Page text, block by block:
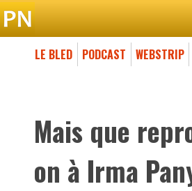
LE BLED PODCAST WEBSTRIP
Mais que
on à Irma